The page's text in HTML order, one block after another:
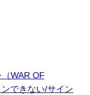
WAR OF
できない/サイン